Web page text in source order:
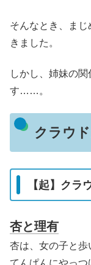
そんなとき、ま
きました。
しかし、姉妹の
す……。
クラウ
【起】ク
杏と理有
杏は、女の子と歩
てんぱんにやっつ